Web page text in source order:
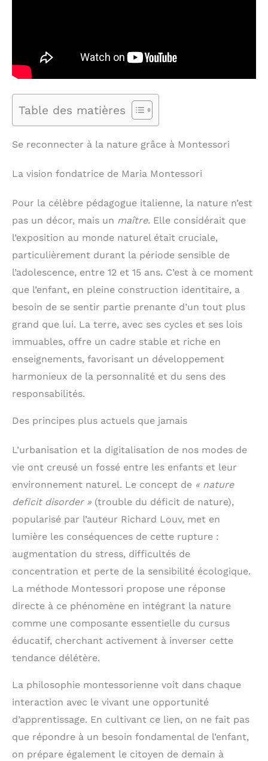
Table des matières
Se reconnecter à la nature grâce à Montessori
La vision fondatrice de Maria Montessori
Pour la célèbre pédagogue italienne, la nature n’est
pas un décor, mais un maître. Elle considérait que
l’exposition au monde naturel était cruciale,
particulièrement durant la période sensible de
l’adolescence, entre 12 et 15 ans. C’est à ce moment
que l’enfant, en pleine construction identitaire, a
besoin de se sentir partie prenante d’un tout plus
grand que lui. La terre, avec ses cycles et ses lois
immuables, offre un cadre stable et riche en
enseignements, favorisant un développement
harmonieux de la personnalité et du sens des
responsabilités.
Des principes plus actuels que jamais
L’urbanisation et la digitalisation de nos modes de
vie ont creusé un fossé entre les enfants et leur
environnement naturel. Le concept de « nature
deficit disorder » (trouble du déficit de nature),
popularisé par l’auteur Richard Louv, met en
lumière les conséquences de cette rupture :
augmentation du stress, difficultés de
concentration et perte de la sensibilité écologique.
La méthode Montessori propose une réponse
directe à ce phénomène en intégrant la nature
comme une composante essentielle du cursus
éducatif, cherchant activement à inverser cette
tendance délétère.
La philosophie montessorienne voit dans chaque
interaction avec le vivant une opportunité
d’apprentissage. En cultivant ce lien, on ne fait pas
que répondre à un besoin fondamental de l’enfant,
on prépare également le citoyen de demain à